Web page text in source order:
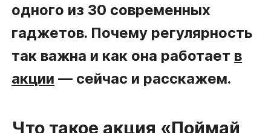
одного из 30 современных
гаджетов. Почему регулярность
так важна и как она работает в
акции — сейчас и расскажем.
Что такое акция «Поймай